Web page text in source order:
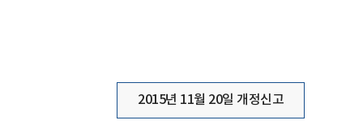
2015년 11월 20일 개정신고